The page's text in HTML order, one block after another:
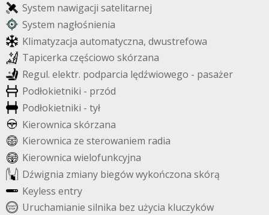
System nawigacji satelitarnej
System nagłośnienia
Klimatyzacja automatyczna, dwustrefowa
Tapicerka częściowo skórzana
Regul. elektr. podparcia lędźwiowego - pasażer
Podłokietniki - przód
Podłokietniki - tył
Kierownica skórzana
Kierownica ze sterowaniem radia
Kierownica wielofunkcyjna
Dźwignia zmiany biegówwykończona skórą
Keyless entry
Uruchamianie silnika bez użycia kluczyków